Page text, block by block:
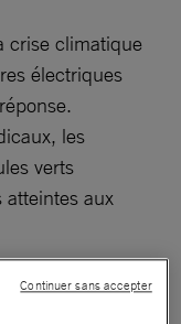
crise climatique
électriques
les
verts
atteintes aux
encore sur
Continuer sans accepter